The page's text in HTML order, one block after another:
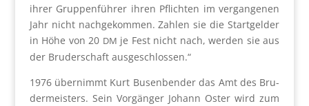
ihrer Grup­pen­füh­rer ihren Pflich­ten im ver­gan­ge­nen
Jahr nicht nach­ge­kom­men. Zah­len sie die Start­gel­der
in Höhe von 20 DM je Fest nicht nach, wer­den sie aus
der Bru­der­schaft aus­ge­schlos­sen.“
1976 über­nimmt Kurt Busen­ben­der das Amt des Bru­
der­meis­ters. Sein Vor­gän­ger Johann Oster wird zum